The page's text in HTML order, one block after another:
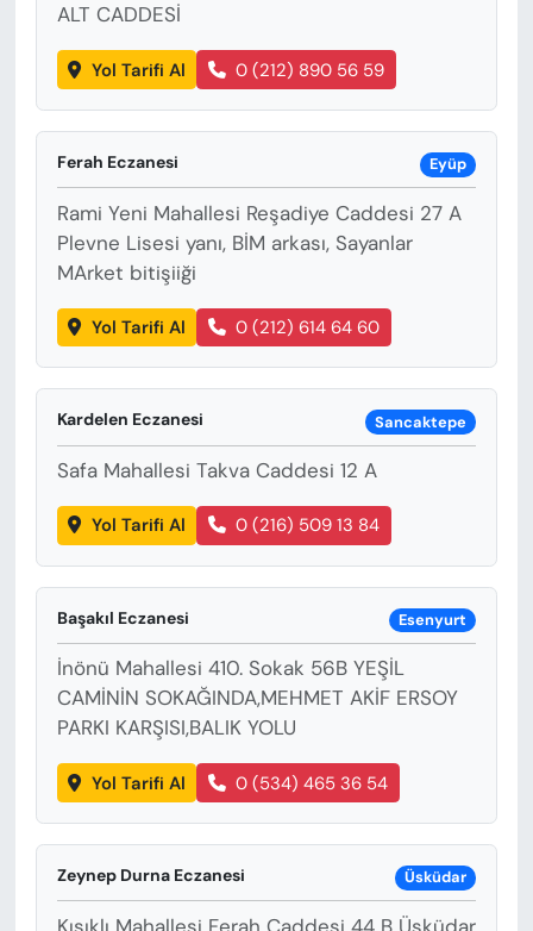
ALT CADDESİ
Yol Tarifi Al 0 (212) 890 56 59
Ferah Eczanesi Eyüp
Rami Yeni Mahallesi Reşadiye Caddesi 27 A
Plevne Lisesi yanı, BİM arkası, Sayanlar
MArket bitişiiği
Yol Tarifi Al 0 (212) 614 64 60
Kardelen Eczanesi Sancaktepe
Safa Mahallesi Takva Caddesi 12 A
Yol Tarifi Al 0 (216) 509 13 84
Başakıl Eczanesi Esenyurt
İnönü Mahallesi 410. Sokak 56B YEŞİL
CAMİNİN SOKAĞINDA,MEHMET AKİF ERSOY
PARKI KARŞISI,BALIK YOLU
Yol Tarifi Al 0 (534) 465 36 54
Zeynep Durna Eczanesi Üsküdar